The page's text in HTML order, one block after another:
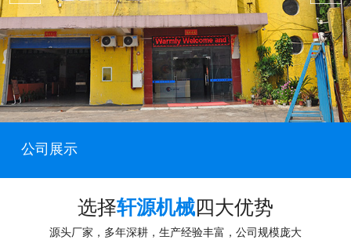
公司展示
选择轩源机械四大优势
源头厂家，多年深耕，生产经验丰富，公司规模庞大